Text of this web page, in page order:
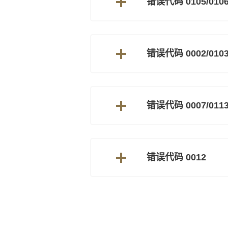
错误代码 0002/
错误代码 0007/
错误代码 0012